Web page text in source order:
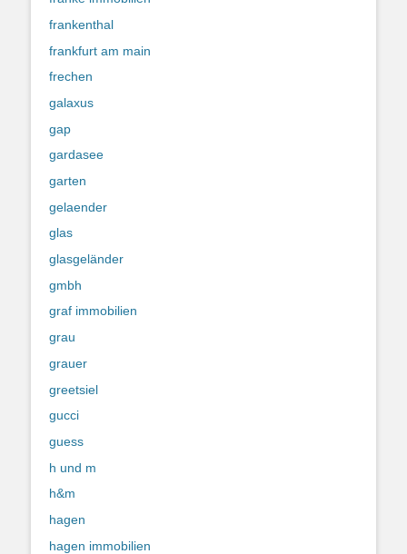
frankenthal
frankfurt am main
frechen
galaxus
gap
gardasee
garten
gelaender
glas
glasgeländer
gmbh
graf immobilien
grau
grauer
greetsiel
gucci
guess
h und m
h&m
hagen
hagen immobilien